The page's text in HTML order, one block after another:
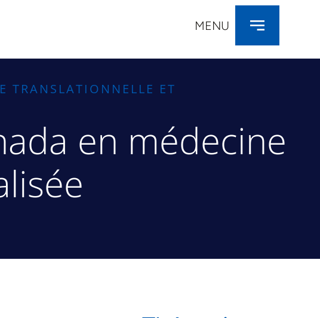
MENU
TRANSLATIONNELLE ET
en médecine